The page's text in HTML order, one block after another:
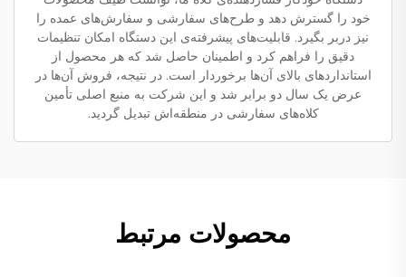
خود را گسترش دهد و طرح‌های سفارشی و سفارش‌های عمده را
نیز دربر بگیرد. قابلیت‌های پیشرفته‌ی این دستگاه امکان تنظیمات
دقیق را فراهم کرد و اطمینان حاصل شد که هر محصول از
استانداردهای بالای آن‌ها برخوردار است. در نتیجه، فروش آن‌ها در
عرض یک سال دو برابر شد و این شرکت به منبع اصلی تأمین
کلاه‌های سفارشی در منطقه‌اش تبدیل گردید.
محصولات مرتبط